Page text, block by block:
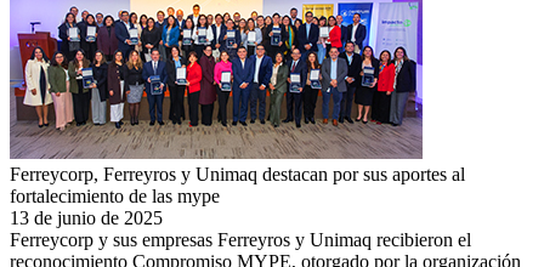
Ferreycorp, Ferreyros y Unimaq destacan por sus aportes al
fortalecimiento de las mype
13 de junio de 2025
Ferreycorp y sus empresas Ferreyros y Unimaq recibieron el
reconocimiento Compromiso MYPE, otorgado por la organización